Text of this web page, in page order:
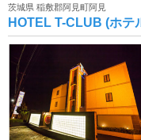
茨城県 稲敷郡阿見町阿見
HOTEL T-CLUB (ホテ